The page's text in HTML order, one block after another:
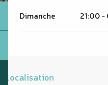
Dimanche 21:00
Localisation